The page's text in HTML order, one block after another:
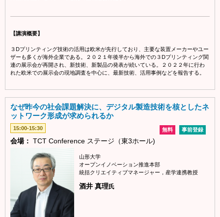
【講演概要】
３Dプリンティング技術の活用は欧米が先行しており、主要な装置メーカーやユー
ザーも多くが海外企業である。２０２１年後半から海外での３Dプリンティング関
連の展示会が再開され、新技術、新製品の発表が続いている。２０２２年に行わ
れた欧米での展示会の現地調査を中心に、最新技術、活用事例などを報告する。
なぜ昨今の社会課題解決に、デジタル製造技術を核としたネ
ットワーク形成が求められるか
15:00-15:30 事前登録
無料
会場： TCT Conference ステージ（東3ホール)
山形大学
オープンイノベーション推進本部
統括クリエイティブマネージャー，産学連携教授
酒井 真理氏